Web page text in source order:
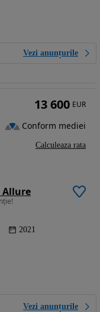
Vezi anunțurile
Allure
2021
Vezi anunțurile
13 600 EUR
Conform mediei
Calculeaza rata